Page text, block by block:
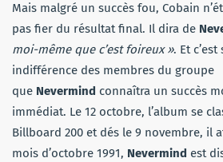
Mais malgré un succès fou, Cobain
pas fier du résultat final. Il dira de
moi-même que c’est foireux ». Et
indifférence des membres du groupe
que Nevermind connaîtra un succès
immédiat. Le 12 octobre, l’album se
Billboard 200 et dés le 9 novembre, il
mois d’octobre 1991, Nevermind est